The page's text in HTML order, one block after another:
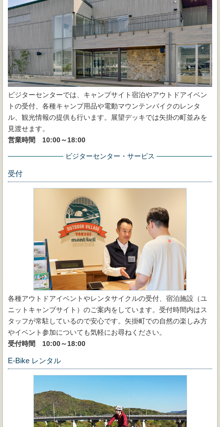
ビジターセンターでは、キャンプサイト宿泊やアウトドアイベン
トの受付、各種キャンプ用品や電動マウンテンバイクのレンタ
ル、観光情報の提供も行います。展望デッキでは矢掛の町並みを
見渡せます。
営業時間 10:00～18:00
ビジターセンター・サービス
受付
各種アウトドアイベントやレンタサイクルの受付、宿泊施設（ユ
ニットキャンプサイト）のご案内をしています。受付時間内はス
タッフが常駐しているので安心です。矢掛町での自然の楽しみ方
やイベント参加についても気軽にお尋ねください。
受付時間 10:00～18:00
E-Bike レンタル